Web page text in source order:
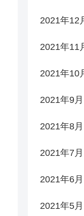
2021年12
2021年11
2021年10
2021年9月
2021年8月
2021年7月
2021年6月
2021年5月